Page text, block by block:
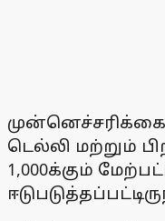
முன்னெச்சரிக்கை
டெல்லி மற்றும்
1,000க்கும்